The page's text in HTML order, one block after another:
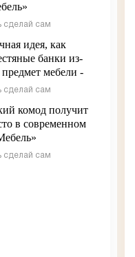
сделай сам
идея, как
банки из-
мебели -
сделай сам
комод получит
в современном
сделай сам